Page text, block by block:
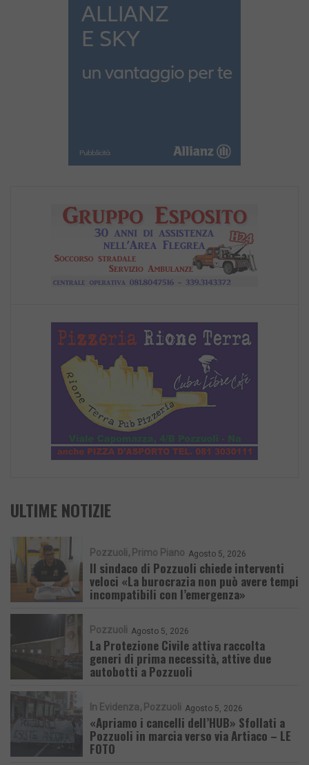
ULTIME NOTIZIE
Pozzuoli Primo Piano Agosto 5, 2026
Il sindaco di Pozzuoli chiede interventi
veloci «La burocrazia non può avere tempi
incompatibili con l’emergenza»
Pozzuoli Agosto 5, 2026
La Protezione Civile attiva raccolta
generi di prima necessità, attive due
autobotti a Pozzuoli
In Evidenza Pozzuoli Agosto 5, 2026
«Apriamo i cancelli dell’HUB» Sfollati a
Pozzuoli in marcia verso via Artiaco – LE
FOTO